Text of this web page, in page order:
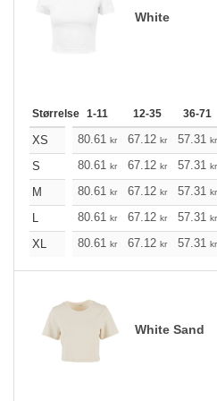
White
Størrelse 1-11 12-35 36-71
XS 80.61 kr 67.12 kr 57.31 kr
S
80.61 kr 67.12 kr 57.31 kr
M
80.61 kr 67.12 kr 57.31 kr
L
80.61 kr 67.12 kr 57.31 kr
XL
80.61 kr 67.12 kr 57.31 kr
White Sand